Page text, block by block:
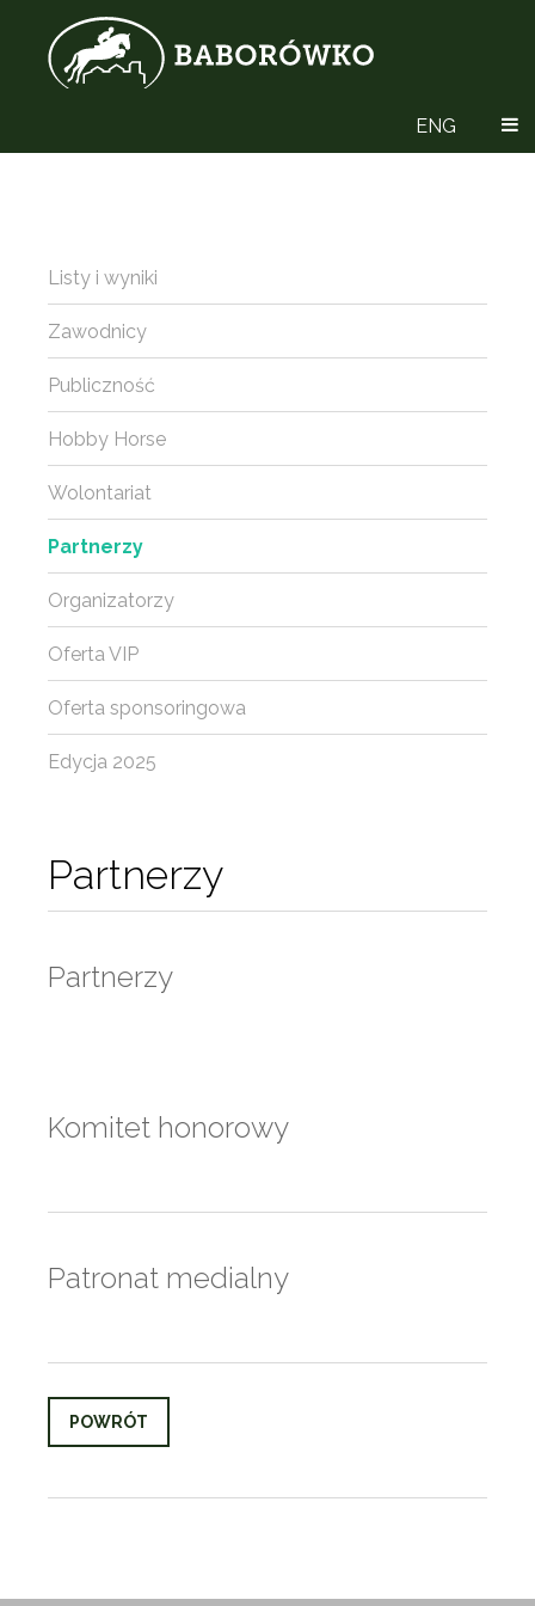
ENG
Partnerzy
Partnerzy
Komitet honorowy
Patronat medialny
POWRÓT
Listy i wyniki
Zawodnicy
Publiczność
Hobby Horse
Wolontariat
Partnerzy
Organizatorzy
Oferta VIP
Oferta sponsoringowa
Edycja 2025